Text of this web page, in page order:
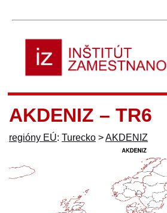
AKDENIZ – TR6
regióny EÚ: Turecko >AKDENIZ